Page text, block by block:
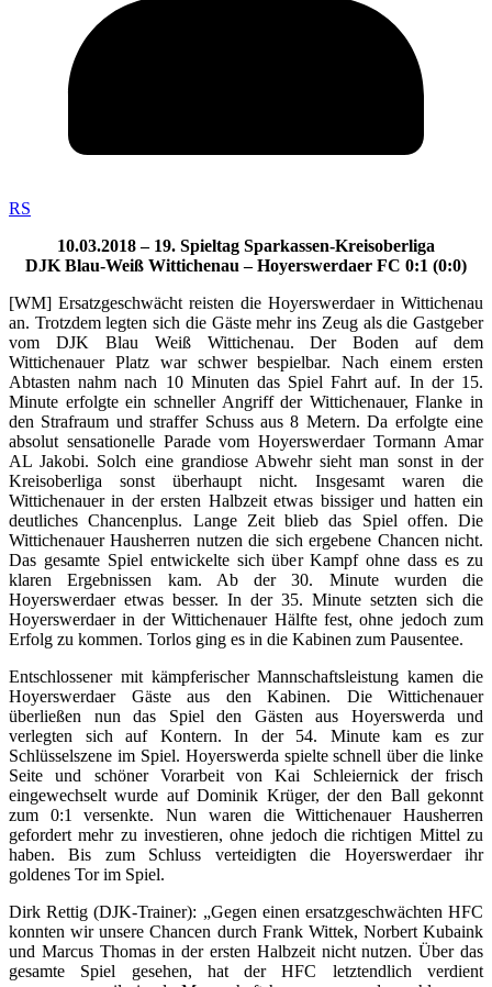
RS
10.03.2018 – 19. Spieltag Sparkassen-Kreisoberliga
DJK Blau-Weiß Wittichenau – Hoyerswerdaer FC 0:1 (0:0)
[WM] Ersatzgeschwächt reisten die Hoyerswerdaer in Wittichenau
an. Trotzdem legten sich die Gäste mehr ins Zeug als die Gastgeber
vom DJK Blau Weiß Wittichenau. Der Boden auf dem
Wittichenauer Platz war schwer bespielbar. Nach einem ersten
Abtasten nahm nach 10 Minuten das Spiel Fahrt auf. In der 15.
Minute erfolgte ein schneller Angriff der Wittichenauer, Flanke in
den Strafraum und straffer Schuss aus 8 Metern. Da erfolgte eine
absolut sensationelle Parade vom Hoyerswerdaer Tormann Amar
AL Jakobi. Solch eine grandiose Abwehr sieht man sonst in der
Kreisoberliga sonst überhaupt nicht. Insgesamt waren die
Wittichenauer in der ersten Halbzeit etwas bissiger und hatten ein
deutliches Chancenplus. Lange Zeit blieb das Spiel offen. Die
Wittichenauer Hausherren nutzen die sich ergebene Chancen nicht.
Das gesamte Spiel entwickelte sich über Kampf ohne dass es zu
klaren Ergebnissen kam. Ab der 30. Minute wurden die
Hoyerswerdaer etwas besser. In der 35. Minute setzten sich die
Hoyerswerdaer in der Wittichenauer Hälfte fest, ohne jedoch zum
Erfolg zu kommen. Torlos ging es in die Kabinen zum Pausentee.
Entschlossener mit kämpferischer Mannschaftsleistung kamen die
Hoyerswerdaer Gäste aus den Kabinen. Die Wittichenauer
überließen nun das Spiel den Gästen aus Hoyerswerda und
verlegten sich auf Kontern. In der 54. Minute kam es zur
Schlüsselszene im Spiel. Hoyerswerda spielte schnell über die linke
Seite und schöner Vorarbeit von Kai Schleiernick der frisch
eingewechselt wurde auf Dominik Krüger, der den Ball gekonnt
zum 0:1 versenkte. Nun waren die Wittichenauer Hausherren
gefordert mehr zu investieren, ohne jedoch die richtigen Mittel zu
haben. Bis zum Schluss verteidigten die Hoyerswerdaer ihr
goldenes Tor im Spiel.
Dirk Rettig (DJK-Trainer): „Gegen einen ersatzgeschwächten HFC
konnten wir unsere Chancen durch Frank Wittek, Norbert Kubaink
und Marcus Thomas in der ersten Halbzeit nicht nutzen. Über das
gesamte Spiel gesehen, hat der HFC letztendlich verdient